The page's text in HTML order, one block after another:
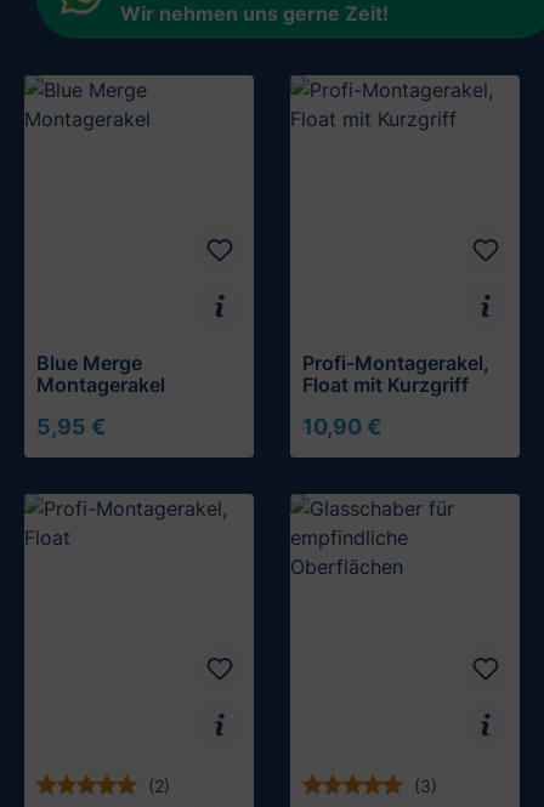
Wir nehmen uns gerne Zeit!
Blue Merge
Montagerakel
5,95 €
Profi-Montagerakel,
Float mit Kurzgriff
10,90 €
(2) (3)